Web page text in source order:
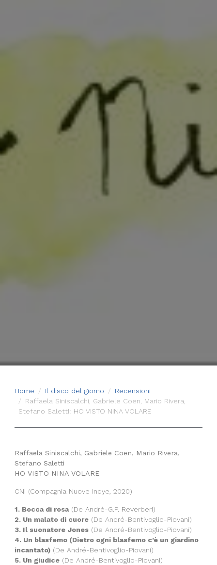
Home Il disco del giorno
Recensioni
Raffaela Siniscalchi, Gabriele Coen, Mario Rivera,
Stefano Saletti: HO VISTO NINA VOLARE
Raffaela Siniscalchi, Gabriele Coen, Mario Rivera,
Stefano Saletti
HO VISTO NINA VOLARE
CNI (Compagnia Nuove Indye, 2020)
1. Bocca di rosa (De André-G.P. Reverberi)
2. Un malato di cuore (De André-Bentivoglio-Piovani)
3. Il suonatore Jones (De André-Bentivoglio-Piovani)
4. Un blasfemo (Dietro ogni blasfemo c’è un giardino
incantato) (De André-Bentivoglio-Piovani)
5. Un giudice (De André-Bentivoglio-Piovani)